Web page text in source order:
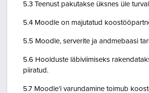
5.3 Teenust pakutakse üksnes üle
5.4 Moodle on majutatud
5.5 Moodle, serverite ja andmebaasi
5.6 Hoolduste läbiviimiseks
piiratud.
5.7 Moodle’i varundamine toimub